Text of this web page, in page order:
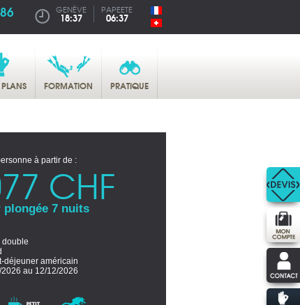
GENÈVE
18:37
PAPEETE
06:37
FORMATION PRATIQUE
à partir de :
CHF
plongée 7 nuits
double
déjeuner américain
2026 au 12/12/2026